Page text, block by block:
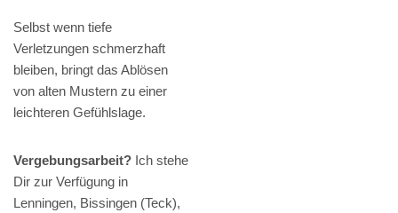
Selbst wenn tiefe
Verletzungen schmerzhaft
bleiben, bringt das Ablösen
von alten Mustern zu einer
leichteren Gefühlslage.
Vergebungsarbeit? Ich stehe
Dir zur Verfügung in
Lenningen, Bissingen (Teck),